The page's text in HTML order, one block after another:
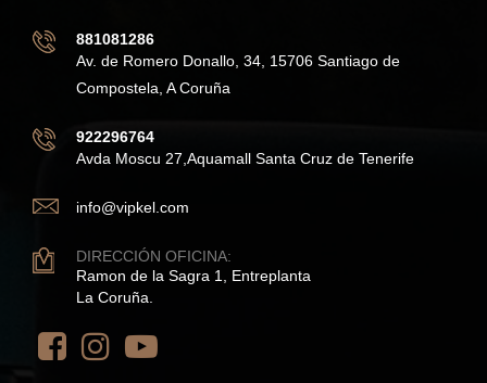
881081286
Av. de Romero Donallo, 34, 15706 Santiago de
Compostela, A Coruña
922296764
Avda Moscu 27,Aquamall Santa Cruz de Tenerife
info@vipkel.com
DIRECCIÓN OFICINA:
Ramon de la Sagra 1, Entreplanta
La Coruña.